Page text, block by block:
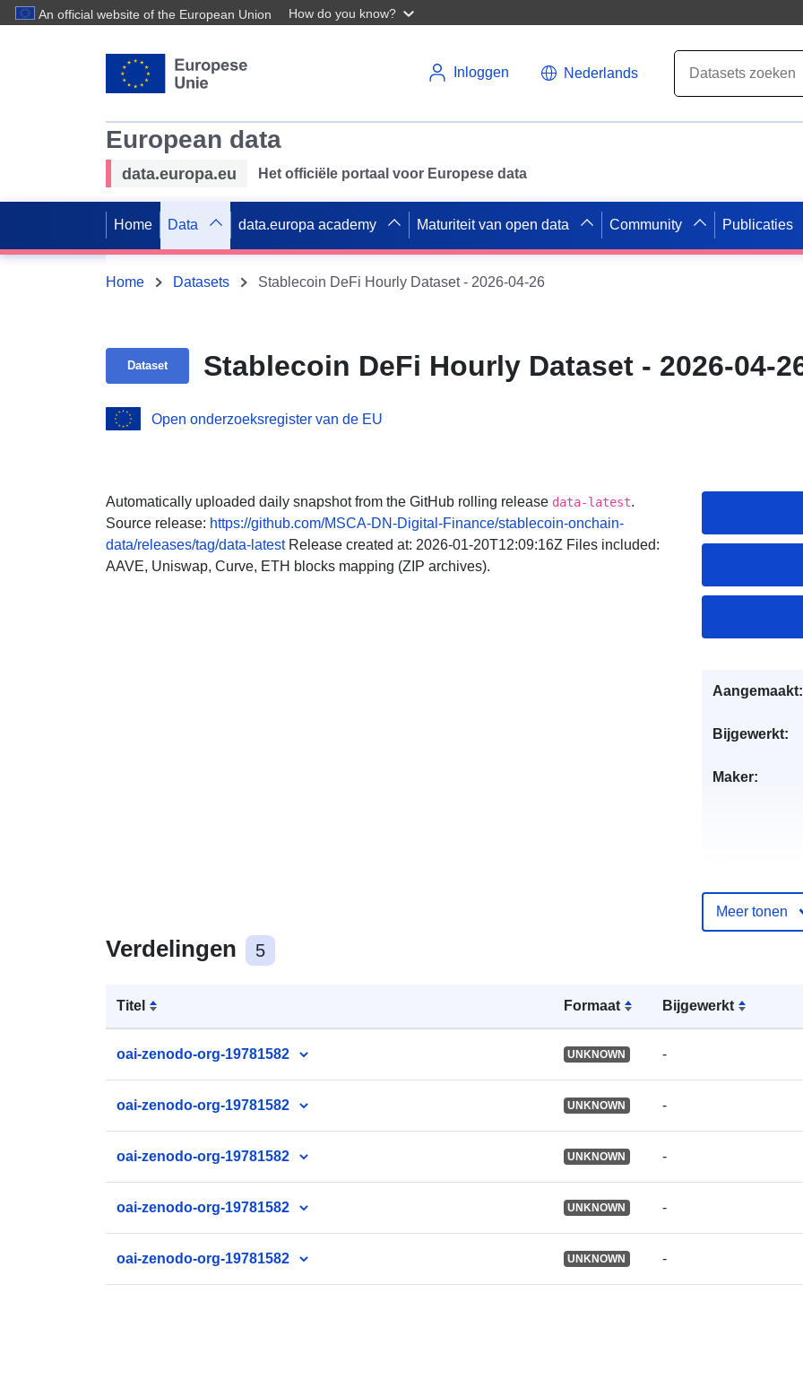
An official website of the European Union How do you know?
Inloggen Nederlands
European data
data.europa.eu Het officiële portaal voor Europese data
Home Data data.europa academy Maturiteit van open data Community Publicaties
Home Datasets Stablecoin DeFi Hourly Dataset - 2026-04-26
Dataset Stablecoin DeFi Hourly Dataset - 2026-04-
Open onderzoeksregister van de EU
Automatically uploaded daily snapshot from the GitHub rolling release data-latest.
Source release: https://github.com/MSCA-DN-Digital-Finance/stablecoin-onchain-
data/releases/tag/data-latestRelease created at: 2026-01-20T12:09:16Z Files included:
AAVE, Uniswap, Curve, ETH blocks mapping (ZIP archives).
Verdelingen 5
Titel Formaat Bijgewerkt
oai-zenodo-org-19781582 UNKNOWN -
oai-zenodo-org-19781582 UNKNOWN -
oai-zenodo-org-19781582 UNKNOWN -
oai-zenodo-org-19781582 UNKNOWN -
oai-zenodo-org-19781582 UNKNOWN -
Aangemaakt:
Bijgewerkt:
Maker:
Bestreken
Meer tonen